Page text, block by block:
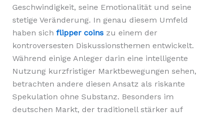
Geschwindigkeit, seine Emotionalität und seine
stetige Veränderung. In genau diesem Umfeld
haben sich flipper coinszu einem der
kontroversesten Diskussionsthemen entwickelt.
Während einige Anleger darin eine intelligente
Nutzung kurzfristiger Marktbewegungen sehen,
betrachten andere diesen Ansatz als riskante
Spekulation ohne Substanz. Besonders im
deutschen Markt, der traditionell stärker auf